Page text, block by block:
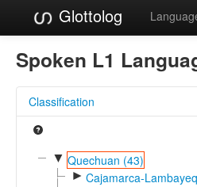
Glottolog
Spoken L1
Classification
▼ Quechuan (43)
► Cajamarca-